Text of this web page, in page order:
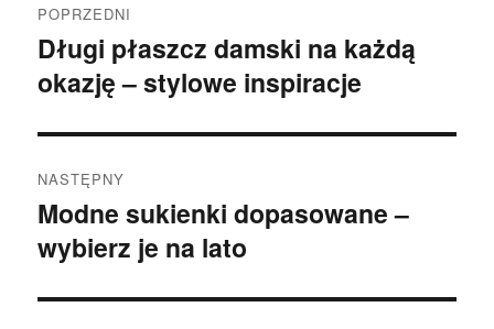
wpisu
POPRZEDNI
Poprzedni
wpis:
Długi płaszcz damski na każdą
okazję – stylowe inspiracje
NASTĘPNY
Następny
wpis:
Modne sukienki dopasowane –
wybierz je na lato